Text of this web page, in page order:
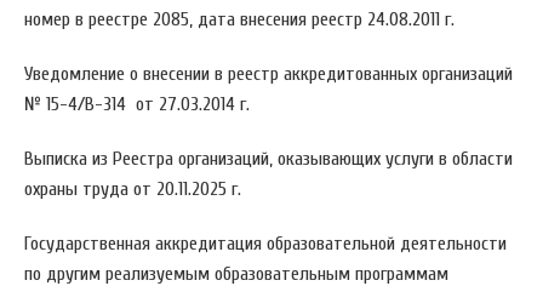
номер в реестре 2085, дата внесения реестр 24.08.2011 г.
Уведомление о внесении в реестр аккредитованных организаций
№ 15-4/В-314 от 27.03.2014 г.
Выписка из Реестра организаций, оказывающих услуги в области
охраны труда от 20.11.2025 г.
Государственная аккредитация образовательной деятельности
по другим реализуемым образовательным программам